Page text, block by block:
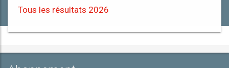
Tous les résultats 2026